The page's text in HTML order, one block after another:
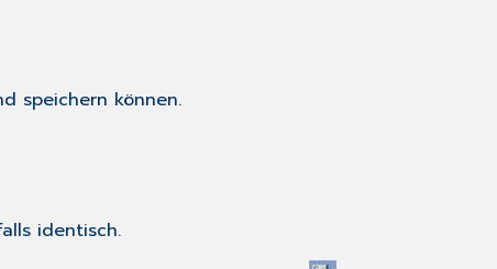
speichern können.
identisch.